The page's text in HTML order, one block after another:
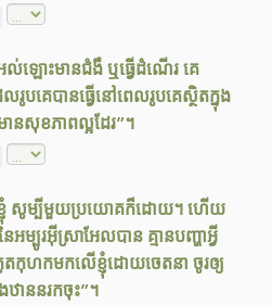
ឡោះមានជំងឺ ឬធ្វើដំណើរ គេ
រូបគេបានធ្វើនៅពេលរូបគេស្ថិតក្នុង
នសុខភាពល្អដែរ”។
ពីខ្ញុំ សូម្បីមួយប្រយោគក៏ដោយ។ ហើយ
ម្បូរអ៊ីស្រាអែលបាន គ្មានបញ្ហាអ្វី
កមកលើខ្ញុំដោយចេតនា ចូរឲ្យ
ឋាននរកចុះ”។